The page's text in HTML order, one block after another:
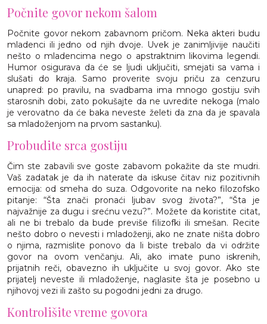
Počnite govor nekom šalom
Počnite govor nekom zabavnom pričom. Neka akteri budu
mladenci ili jedno od njih dvoje. Uvek je zanimljivije naučiti
nešto o mladencima nego o apstraktnim likovima legendi.
Humor osigurava da će se ljudi uključiti, smejati sa vama i
slušati do kraja. Samo proverite svoju priču za cenzuru
unapred: po pravilu, na svadbama ima mnogo gostiju svih
starosnih dobi, zato pokušajte da ne uvredite nekoga (malo
je verovatno da će baka neveste želeti da zna da je spavala
sa mladoženjom na prvom sastanku).
Probudite srca gostiju
Čim ste zabavili sve goste zabavom pokažite da ste mudri.
Vaš zadatak je da ih naterate da iskuse čitav niz pozitivnih
emocija: od smeha do suza. Odgovorite na neko filozofsko
pitanje: “Šta znači pronaći ljubav svog života?”, “Šta je
najvažnije za dugu i srećnu vezu?”. Možete da koristite citat,
ali ne bi trebalo da bude previše filizofki ili smešan. Recite
nešto dobro o nevesti i mladoženji, ako ne znate ništa dobro
o njima, razmislite ponovo da li biste trebalo da vi održite
govor na ovom venčanju. Ali, ako imate puno iskrenih,
prijatnih reči, obavezno ih uključite u svoj govor. Ako ste
prijatelj neveste ili mladoženje, naglasite šta je posebno u
njihovoj vezi ili zašto su pogodni jedni za drugo.
Kontrolišite vreme govora